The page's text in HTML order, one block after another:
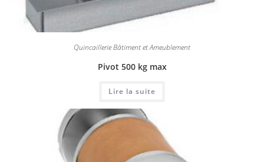
Quincaillerie Bâtiment et Ameublement
Pivot 500 kg max
Lire la suite